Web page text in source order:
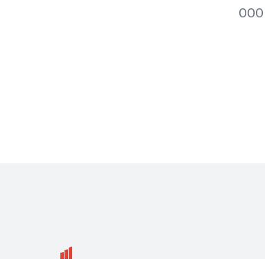
ООО